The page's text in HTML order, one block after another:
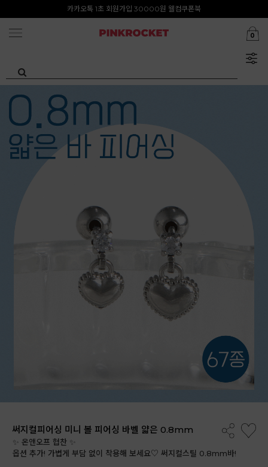
첫구매 특가존 50%
0
써지컬피어싱 미니 볼 피어싱 바벨 얇은 0.8mm
✨ 온앤오프 협찬 ✨
옵션 추가! 가볍게 부담 없이 착용해 보세요♡ 써지컬스틸 0.8mm바!